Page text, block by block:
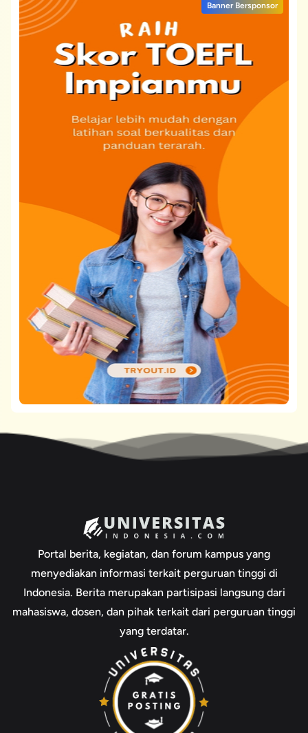
Banner Bersponsor
Portal berita, kegiatan, dan forum kampus yang
menyediakan informasi terkait perguruan tinggi di
Indonesia. Berita merupakan partisipasi langsung dari
mahasiswa, dosen, dan pihak terkait dari perguruan tinggi
yang terdatar.